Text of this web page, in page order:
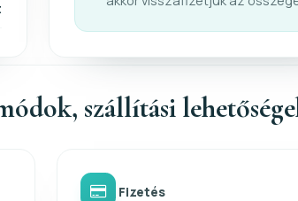
szállítási
Fizetés